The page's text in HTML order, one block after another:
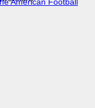
American Football